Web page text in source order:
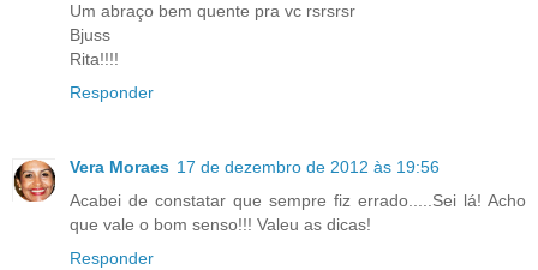
Um abraço bem quente pra vc rsrsrsr
Bjuss
Rita!!!!
Responder
Vera Moraes 17 de dezembro de 2012 às 19:56
Acabei de constatar que sempre fiz errado.....Sei lá! Acho
que vale o bom senso!!! Valeu as dicas!
Responder